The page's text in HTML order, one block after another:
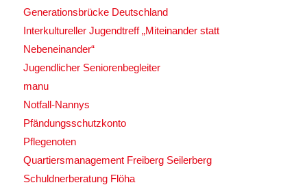
Generationsbrücke Deutschland
Interkultureller Jugendtreff „Miteinander statt
Nebeneinander“
Jugendlicher Seniorenbegleiter
manu
Notfall-Nannys
Pfändungsschutzkonto
Pflegenoten
Quartiersmanagement Freiberg Seilerberg
Schuldnerberatung Flöha